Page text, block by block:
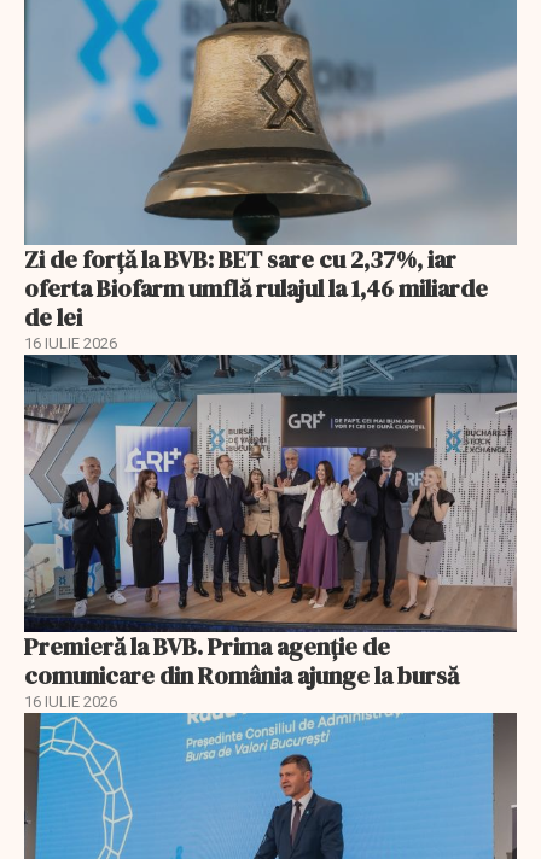
Zi de forță la BVB: BET sare cu 2,37%, iar
oferta Biofarm umflă rulajul la 1,46 miliarde
de lei
16 IULIE 2026
Premieră la BVB. Prima agenție de
comunicare din România ajunge la bursă
16 IULIE 2026